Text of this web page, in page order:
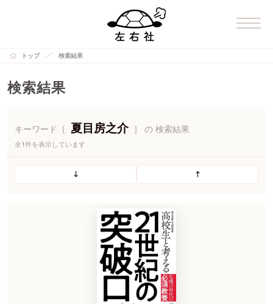
トップ 検索結果
検索結果
キーワード［ 夏目房之介 ］ の 検索結果
全1件を表示しています